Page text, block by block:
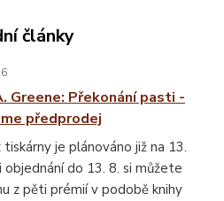
články
Greene: Překonání pasti -
předprodej
je plánováno již na 13.
objednání do 13. 8. si můžete
z pěti prémií v podobě knihy